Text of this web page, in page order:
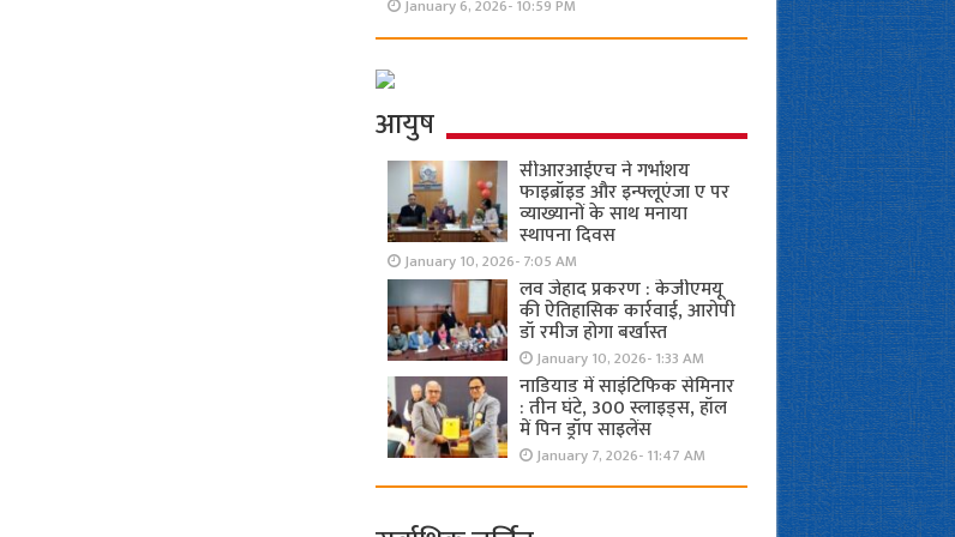
January 6, 2026- 10:59 PM
आयुष
सीआरआईएच ने गर्भाशय
फाइब्रॉइड और इन्फ्लूएंजा ए पर
व्याख्यानों के साथ मनाया
स्थापना दिवस
January 10, 2026- 7:05 AM
लव जेहाद प्रकरण : केजीएमयू
की ऐतिहासिक कार्रवाई, आरोपी
डॉ रमीज होगा बर्खास्त
January 10, 2026- 1:33 AM
नाडियाड में साइंटिफिक सेमिनार
: तीन घंटे, 300 स्लाइड्स, हॉल
में पिन ड्रॉप साइलेंस
January 7, 2026- 11:47 AM